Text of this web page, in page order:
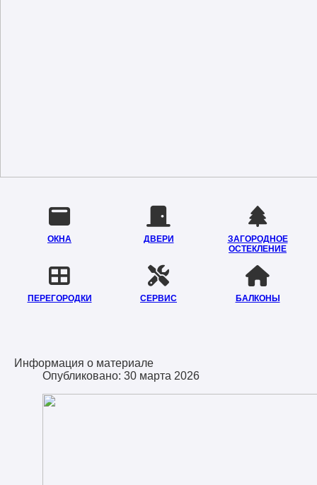
ОКНА ДВЕРИ
ЗАГОРОДНОЕ
ОСТЕКЛЕНИЕ
ПЕРЕГОРОДКИ СЕРВИС БАЛКОНЫ
Информация о материале
Опубликовано: 30 марта 2026